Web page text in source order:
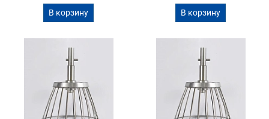
В корзину В корзину